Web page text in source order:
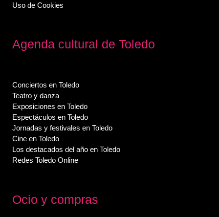
Uso de Cookies
Agenda cultural de Toledo
Conciertos en Toledo
Teatro y danza
Exposiciones en Toledo
Espectáculos en Toledo
Jornadas y festivales en Toledo
Cine en Toledo
Los destacados del año en Toledo
Redes Toledo Online
Ocio y compras